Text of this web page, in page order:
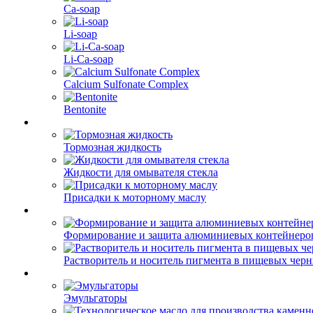
Ca-soap
Li-soap
Li-Ca-soap
Calcium Sulfonate Complex
Bentonite
Тормозная жидкость
Жидкости для омывателя стекла
Присадки к моторному маслу
Формирование и защита алюминиевых
Растворитель и носитель пигмента в пищевых
Эмульгаторы